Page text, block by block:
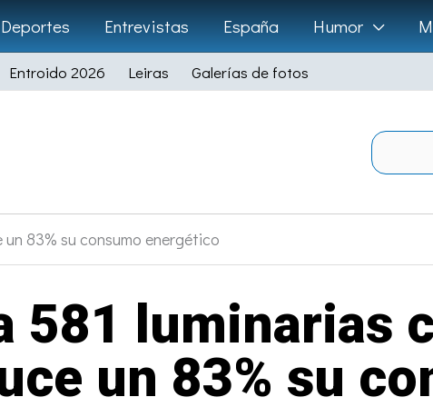
Deportes Entrevistas España Humor
Entroido 2026 Leiras Galerías de fotos
83% su consumo energético
581 luminarias
un 83% su